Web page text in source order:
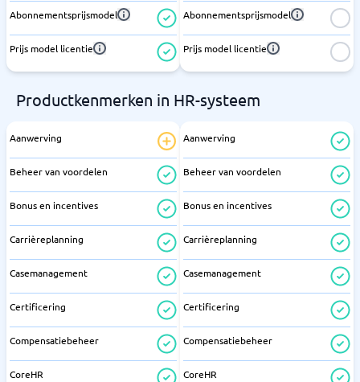
Abonnementsprijsmodel
Prijs model licentie
Abonnementsprijsmodel
Prijs model licentie
Productkenmerken in HR-systeem
Aanwerving
Beheer van voordelen
Bonus en incentives
Carrièreplanning
Casemanagement
Certificering
Compensatiebeheer
CoreHR
Aanwerving
Beheer van voordelen
Bonus en incentives
Carrièreplanning
Casemanagement
Certificering
Compensatiebeheer
CoreHR